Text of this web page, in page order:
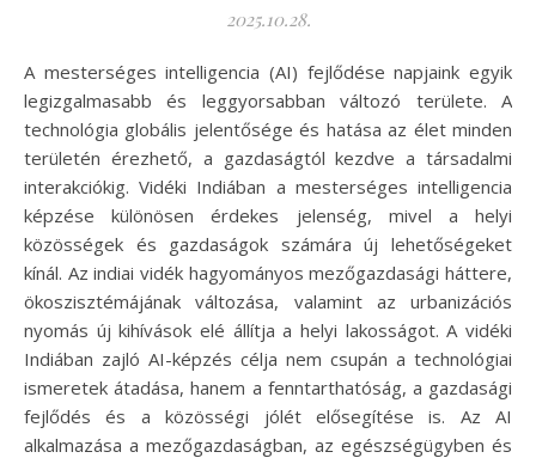
2025.10.28.
A mesterséges intelligencia (AI) fejlődése napjaink egyik
legizgalmasabb és leggyorsabban változó területe. A
technológia globális jelentősége és hatása az élet minden
területén érezhető, a gazdaságtól kezdve a társadalmi
interakciókig. Vidéki Indiában a mesterséges intelligencia
képzése különösen érdekes jelenség, mivel a helyi
közösségek és gazdaságok számára új lehetőségeket
kínál. Az indiai vidék hagyományos mezőgazdasági háttere,
ökoszisztémájának változása, valamint az urbanizációs
nyomás új kihívások elé állítja a helyi lakosságot. A vidéki
Indiában zajló AI-képzés célja nem csupán a technológiai
ismeretek átadása, hanem a fenntarthatóság, a gazdasági
fejlődés és a közösségi jólét elősegítése is. Az AI
alkalmazása a mezőgazdaságban, az egészségügyben és